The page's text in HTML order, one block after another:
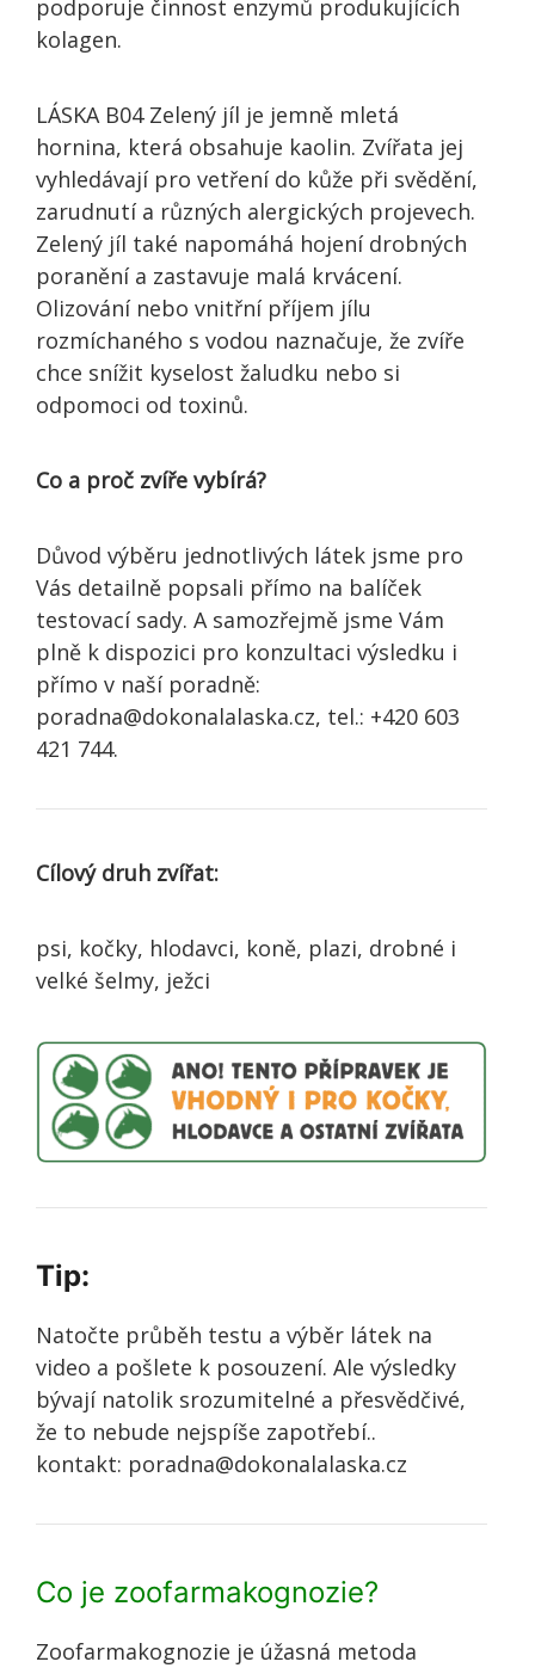
podporuje činnost enzymů produkujících
kolagen.
LÁSKA B04 Zelený jíl je jemně mletá
hornina, která obsahuje kaolin. Zvířata jej
vyhledávají pro vetření do kůže při svědění,
zarudnutí a různých alergických projevech.
Zelený jíl také napomáhá hojení drobných
poranění a zastavuje malá krvácení.
Olizování nebo vnitřní příjem jílu
rozmíchaného s vodou naznačuje, že zvíře
chce snížit kyselost žaludku nebo si
odpomoci od toxinů.
Co a proč zvíře vybírá?
Důvod výběru jednotlivých látek jsme pro
Vás detailně popsali přímo na balíček
testovací sady. A samozřejmě jsme Vám
plně k dispozici pro konzultaci výsledku i
přímo v naší poradně:
poradna@dokonalalaska.cz, tel.: +420 603
421 744.
Cílový druh zvířat:
psi, kočky, hlodavci, koně, plazi, drobné i
velké šelmy, ježci
Tip:
Natočte průběh testu a výběr látek na
video a pošlete k posouzení. Ale výsledky
bývají natolik srozumitelné a přesvědčivé,
že to nebude nejspíše zapotřebí..
kontakt: poradna@dokonalalaska.cz
Co je zoofarmakognozie?
Zoofarmakognozie je úžasná metoda